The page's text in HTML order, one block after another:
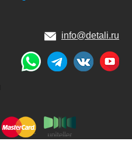
info@detali.ru